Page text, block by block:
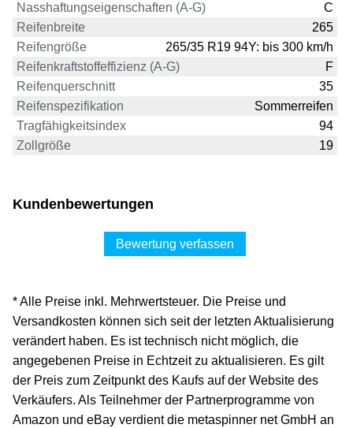
Nasshaftungseigenschaften (A-G)
C
Reifenbreite
265
Reifengröße
265/35 R19 94Y: bis 300 km/h
Reifenkraftstoffeffizienz (A-G)
F
Reifenquerschnitt
35
Reifenspezifikation
Sommerreifen
Tragfähigkeitsindex
94
Zollgröße
19
Kundenbewertungen
Bewertung verfassen
* Alle Preise inkl. Mehrwertsteuer. Die Preise und
Versandkosten können sich seit der letzten Aktualisierung
verändert haben. Es ist technisch nicht möglich, die
angegebenen Preise in Echtzeit zu aktualisieren. Es gilt
der Preis zum Zeitpunkt des Kaufs auf der Website des
Verkäufers. Als Teilnehmer der Partnerprogramme von
Amazon und eBay verdient die metaspinner net GmbH an